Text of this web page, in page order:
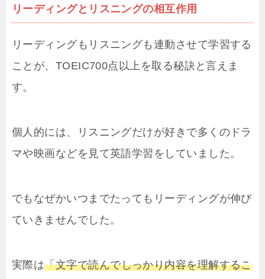
リーディングとリスニングの相互作用
リーディングもリスニングも連動させて学習する
ことが、TOEIC700点以上を取る秘訣と言えま
す。
個人的には、リスニングだけが好きで多くのドラ
マや映画などを見て英語学習をしていました。
でもなぜかいつまでたってもリーディングが伸び
ていきませんでした。
実際は「文字で読んでしっかり内容を理解するこ